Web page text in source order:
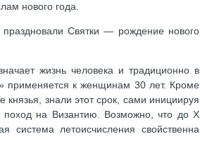
нового года.
праздновали Святки — рождение нового
жизнь человека и традиционно в
применяется к женщинам 30 лет. Кроме
знали этот срок, сами инициируя
поход на Византию. Возможно, что до X
система летоисчисления свойственна